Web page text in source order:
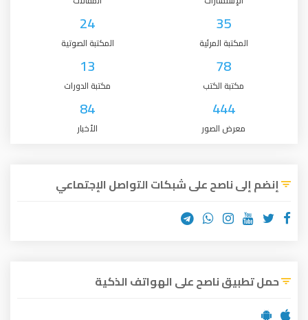
35
المكتبة المرئية
24
المكتبة الصوتية
78
مكتبة الكتب
13
مكتبة الدورات
444
معرض الصور
84
الأخبار
إنضم إلى ناصح على شبكات التواصل الإجتماعي
حمل تطبيق ناصح على الهواتف الذكية